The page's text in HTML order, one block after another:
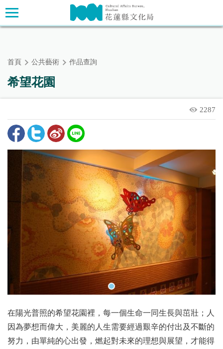
跳
到
主
主要內容區塊
首頁 公共藝術 作品查詢
希望花園
2287
在陽光普照的希望花園裡，每一個生命一同生長與茁壯；人
因為夢想而偉大，美麗的人生需要經過艱辛的付出及不斷的
努力，由單純的心出發，燃起對未來的理想與展望，才能得